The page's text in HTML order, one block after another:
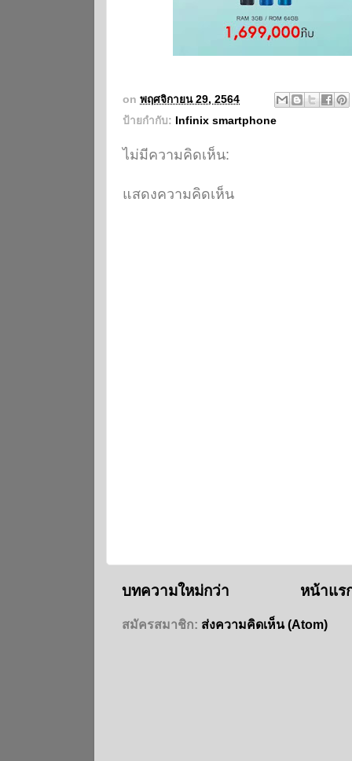
on พฤศจิกายน 29, 2564
ป้ายกำกับ:
Infinix smartphone
ไม่มีความคิดเห็น:
แสดงความคิดเห็น
บทความใหม่กว่า หน้าแร
สมัครสมาชิก: ส่งความคิดเห็น (Atom)